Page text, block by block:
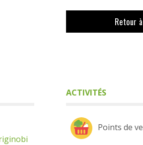
Retour
ACTIVITÉS
Points de